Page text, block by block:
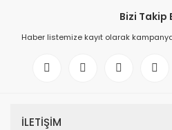
Bizi Takip
Haber listemize kayıt olarak
İLETİŞİM